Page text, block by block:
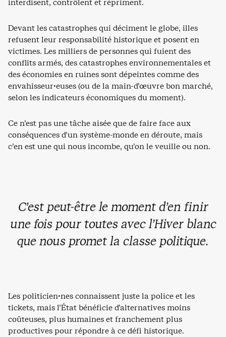
interdisent, contrôlent et répriment.
Devant les catastrophes qui déciment le globe, illes
refusent leur responsabilité historique et posent en
victimes. Les milliers de personnes qui fuient des
conflits armés, des catastrophes environnementales et
des économies en ruines sont dépeintes comme des
envahisseur·euses (ou de la main-d’œuvre bon marché,
selon les indicateurs économiques du moment).
Ce n’est pas une tâche aisée que de faire face aux
conséquences d’un système-monde en déroute, mais
c’en est une qui nous incombe, qu’on le veuille ou non.
C’est peut-être le moment d’en finir
une fois pour toutes avec l’Hiver blanc
que nous promet la classe politique.
Les politicien·nes connaissent juste la police et les
tickets, mais l’État bénéficie d’alternatives moins
coûteuses, plus humaines et franchement plus
productives pour répondre à ce défi historique.